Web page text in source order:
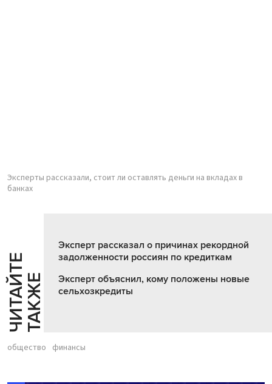
Эксперты рассказали, стоит ли оставлять деньги на вкладах в
банках
Ч
И
Т
АЙ
Т
Е
Т
А
К
ЖЕ
Эксперт рассказал о причинах рекордной
задолженности россиян по кредиткам
Эксперт объяснил, кому положены новые
сельхозкредиты
общество финансы